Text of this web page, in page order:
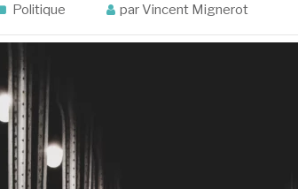
Politique par Vincent Mignerot